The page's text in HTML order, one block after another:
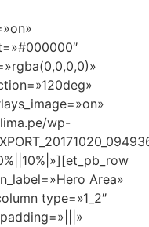
wp-
Area»
type=»1_2″